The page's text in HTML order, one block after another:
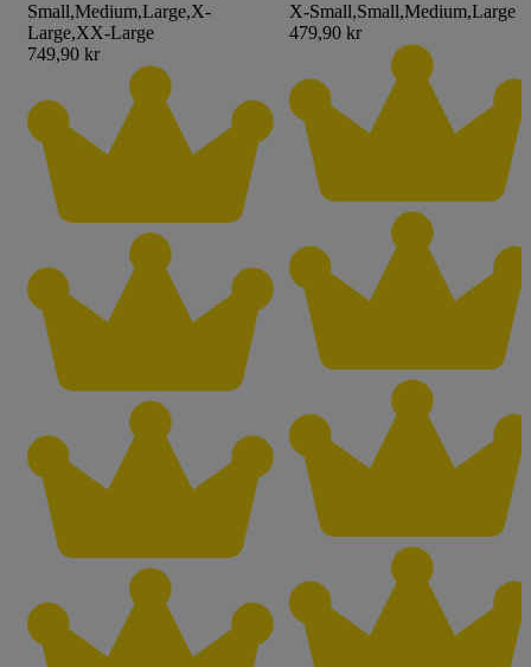
Small,Medium,Large,X-
Large,XX-Large
749,90 kr
X-Small,Small,Medium,Large
479,90 kr